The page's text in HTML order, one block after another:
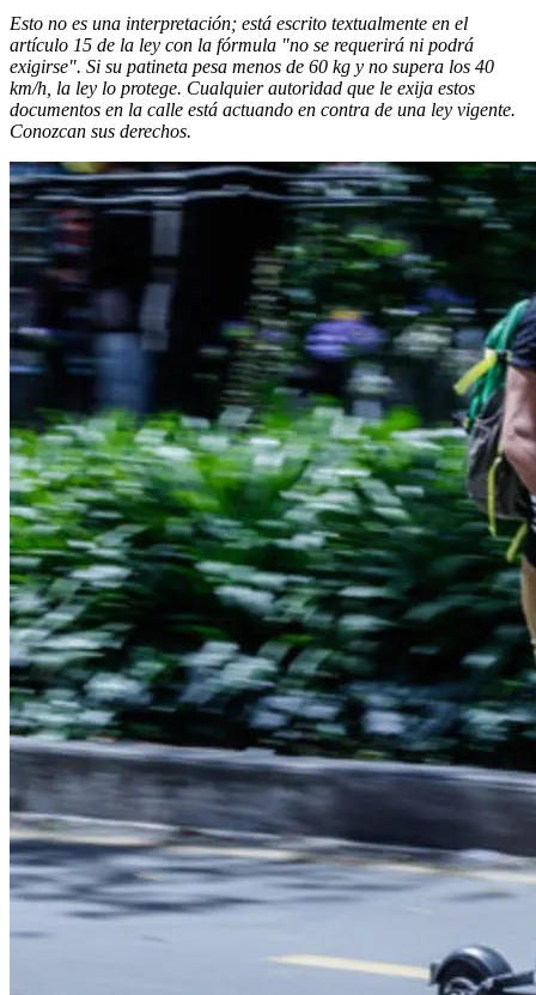
Esto no es una interpretación; está escrito textualmente en el
artículo 15 de la ley con la fórmula "no se requerirá ni podrá
exigirse". Si su patineta pesa menos de 60 kg y no supera los 40
km/h, la ley lo protege. Cualquier autoridad que le exija estos
documentos en la calle está actuando en contra de una ley vigente.
Conozcan sus derechos.